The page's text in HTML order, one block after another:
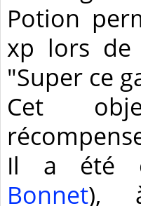
Potion
xp lors de
"Super ce
Cet
Il a été
Bonnet),